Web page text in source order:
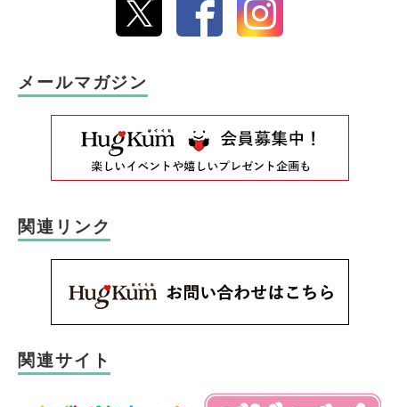
メールマガジン
関連リンク
関連サイト